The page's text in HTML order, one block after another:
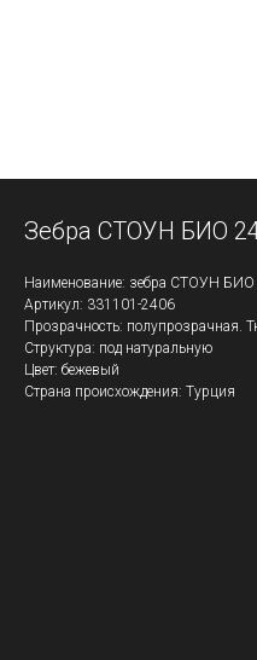
Зебра СТОУН БИО
Наименование: зебра СТОУН
Артикул: 331101-2406
Прозрачность: полупрозрачная.
Структура: под натуральную
Цвет: бежевый
Страна происхождения: Турция